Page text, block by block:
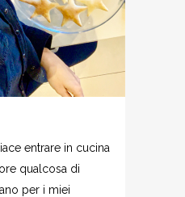
entrare in cucina
qualcosa di
per i miei